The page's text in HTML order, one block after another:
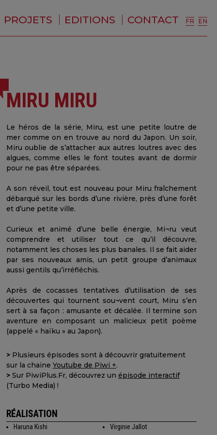
PROJETS EDITIONS CONTACT FR EN
MIRU MIRU
Le héros de la série, Miru, est une petite loutre de
mer comme on en trouve au nord du Japon. Un soir,
Miru oublie de s’attacher aux autres loutres avec des
algues, comme elles le font toutes avant de dormir
pour ne pas être séparées.
A son réveil, tout est nouveau pour Miru fraîchement
débarqué sur les bords d’une rivière, près d’une forêt
et d’une petite ville.
Curieux et animé d’une belle énergie, Mi¬ru veut
comprendre et utiliser tout ce qu’il découvre,
notamment les choses les plus banales. Il se fait aider
par ses nouveaux amis, un petit groupe d’animaux
aussi gentils qu’irréfléchis.
Après de cocasses tentatives d’utilisation de ses
découvertes qui tournent sou¬vent court, Miru s’en
sert à sa façon : amusante et décalée. Il termine son
aventure en composant un malicieux petit poème
(appelé « haïku » au Japon).
>Plusieurs épisodes sont à découvrir gratuitement
sur la chaine Youtube de Piwi +.
>Sur PiwiPlus.Fr, découvrez un épisode interactif
(Turbo Media) !
RÉALISATION
Haruna Kishi Virginie Jallot